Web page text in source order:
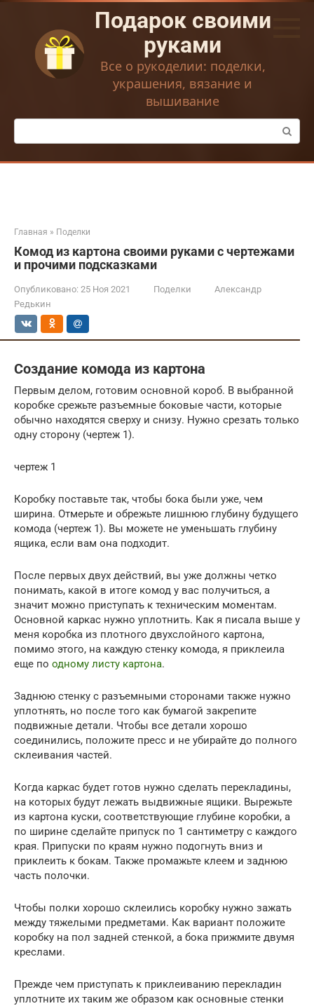
Перейти
контенту
Подарок своими
руками
Все о рукоделии: поделки,
украшения, вязание и
вышивание
Поиск:
Главная » Поделки
Комод из картона своими руками с чертежами
и прочими подсказками
Опубликовано: 25 Ноя 2021 Поделки
Александр
Редькин
Создание комода из картона
Первым делом, готовим основной короб. В выбранной
коробке срежьте разъемные боковые части, которые
обычно находятся сверху и снизу. Нужно срезать только
одну сторону (чертеж 1).
чертеж 1
Коробку поставьте так, чтобы бока были уже, чем
ширина. Отмерьте и обрежьте лишнюю глубину будущего
комода (чертеж 1). Вы можете не уменьшать глубину
ящика, если вам она подходит.
После первых двух действий, вы уже должны четко
понимать, какой в итоге комод у вас получиться, а
значит можно приступать к техническим моментам.
Основной каркас нужно уплотнить. Как я писала выше у
меня коробка из плотного двухслойного картона,
помимо этого, на каждую стенку комода, я приклеила
еще по одному листу картона.
Заднюю стенку с разъемными сторонами также нужно
уплотнять, но после того как бумагой закрепите
подвижные детали. Чтобы все детали хорошо
соединились, положите пресс и не убирайте до полного
склеивания частей.
Когда каркас будет готов нужно сделать перекладины,
на которых будут лежать выдвижные ящики. Вырежьте
из картона куски, соответствующие глубине коробки, а
по ширине сделайте припуск по 1 сантиметру с каждого
края. Припуски по краям нужно подогнуть вниз и
приклеить к бокам. Также промажьте клеем и заднюю
часть полочки.
Чтобы полки хорошо склеились коробку нужно зажать
между тяжелыми предметами. Как вариант положите
коробку на пол задней стенкой, а бока прижмите двумя
креслами.
Прежде чем приступать к приклеиванию перекладин
уплотните их таким же образом как основные стенки